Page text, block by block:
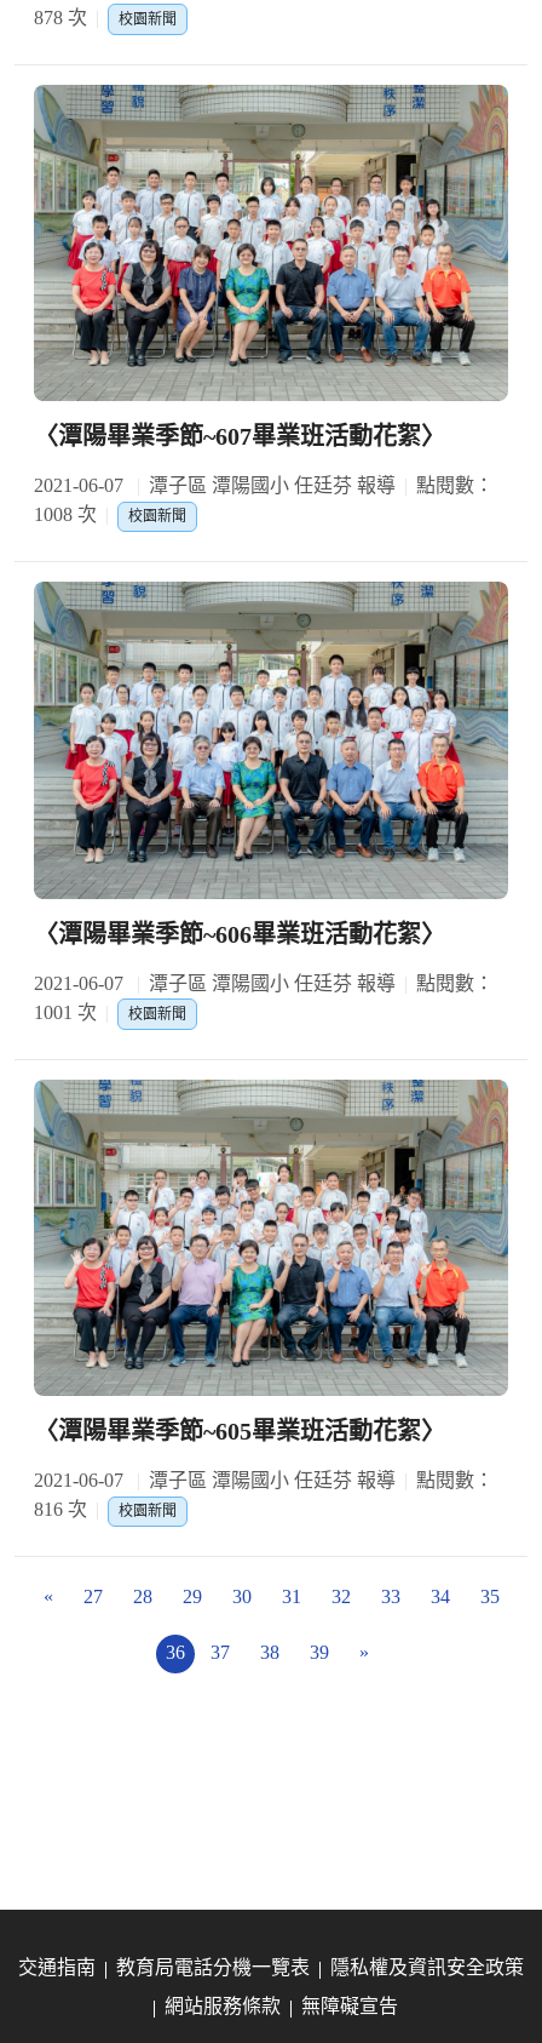
878 次
校園新聞
〈潭陽畢業季節~607畢業班活動花絮〉
2021-06-07 潭子區 潭陽國小 任廷芬 報導
點閱數：
1008 次
校園新聞
〈潭陽畢業季節~606畢業班活動花絮〉
2021-06-07 潭子區 潭陽國小 任廷芬 報導
點閱數：
1001 次
校園新聞
〈潭陽畢業季節~605畢業班活動花絮〉
2021-06-07 潭子區 潭陽國小 任廷芬 報導
點閱數：
816 次
校園新聞
« 27 28 29 30 31 32 33 34 35
36 37 38 39 »
交通指南 教育局電話分機一覽表
隱私權及資訊安全政策
網站服務條款
無障礙宣告